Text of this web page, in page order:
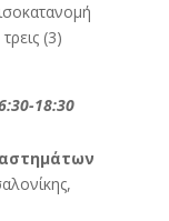
(3)
18:30